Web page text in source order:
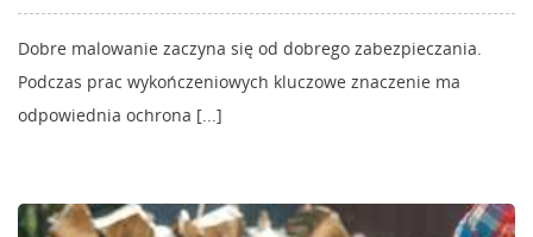
Dobre malowanie zaczyna się od dobrego zabezpieczania.
Podczas prac wykończeniowych kluczowe znaczenie ma
odpowiednia ochrona [...]